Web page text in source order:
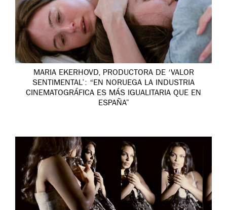
MARIA EKERHOVD, PRODUCTORA DE ‘VALOR
SENTIMENTAL’: “EN NORUEGA LA INDUSTRIA
CINEMATOGRÁFICA ES MÁS IGUALITARIA QUE EN
ESPAÑA”